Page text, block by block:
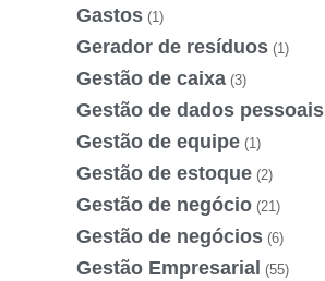
Gastos (1)
Gerador de resíduos (1)
Gestão de caixa (3)
Gestão de dados pessoais
Gestão de equipe (1)
Gestão de estoque (2)
Gestão de negócio (21)
Gestão de negócios (6)
Gestão Empresarial (55)